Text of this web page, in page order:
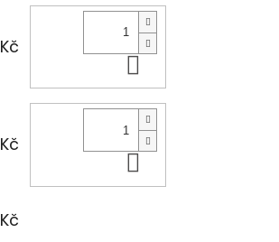
Do košíku